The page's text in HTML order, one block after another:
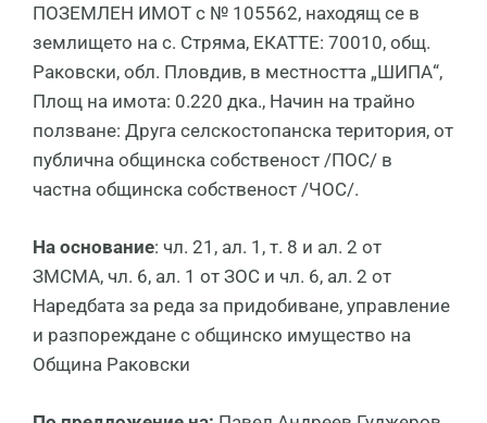
ПОЗЕМЛЕН ИМОТ с № 105562, находящ се в
землището на с. Стряма, ЕКАТТЕ: 70010, общ.
Раковски, обл. Пловдив, в местността „ШИПА“,
Площ на имота: 0.220 дка., Начин на трайно
ползване: Друга селскостопанска територия, от
публична общинска собственост /ПОС/ в
частна общинска собственост /ЧОС/.
На основание: чл. 21, ал. 1, т. 8 и ал. 2 от
ЗМСМА, чл. 6, ал. 1 от ЗОС и чл. 6, ал. 2 от
Наредбата за реда за придобиване, управление
и разпореждане с общинско имущество на
Община Раковски